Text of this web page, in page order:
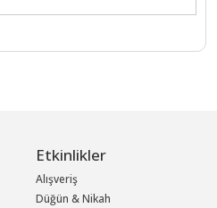
Etkinlikler
Alışveriş
Düğün & Nikah